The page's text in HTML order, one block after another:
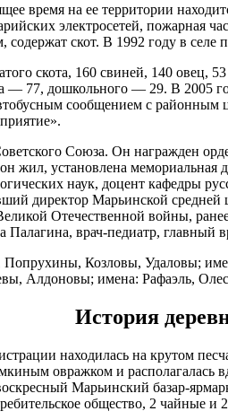
83
84
53
д 1
д 10
д 10, кв 1
д 10, кв.2
д 10а
д 11
д 13
д 17
д 17а
д 17б
д 3
д 3, кв.1
д 3-2
д 4
время на ее территории
электросетей,
скот. В 1992 году в селе
скота, 160 свиней, 140 овец,
77, дошкольного — 29. В 2005
сообщением с
Союза. Он награжден
жил, установлена
наук, доцент кафедры
директор Марьинской
Отечественной войны,
врач-педиатр,
Козловы, Удаловы;
Алдоновы; имена: Рафаэль,
История
находилась на крутом
овражком и располагалась
Марьинский базар-
общество, 2 чайные